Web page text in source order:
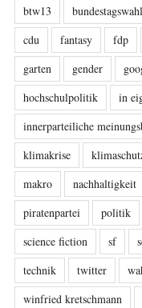
btw13
bundestagswahl
cdu
fantasy fdp
garten
gender
hochschulpolitik
in
innerparteiliche
klimakrise
makro
nachhaltigkeit
piratenpartei
politik
science fiction
sf
technik
twitter
winfried kretschmann